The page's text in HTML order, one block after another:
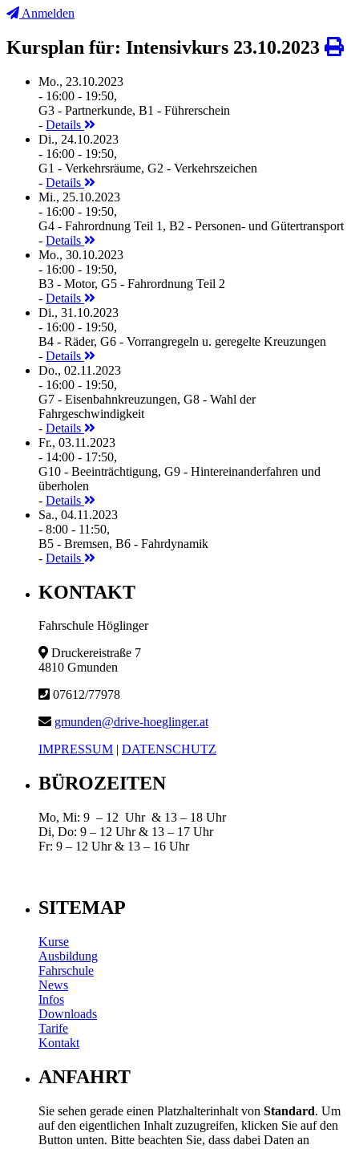
Anmelden
Kursplan für: Intensivkurs 23.10.2023
Mo., 23.10.2023
- 16:00 - 19:50,
G3 - Partnerkunde, B1 - Führerschein
- Details
Di., 24.10.2023
- 16:00 - 19:50,
G1 - Verkehrsräume, G2 - Verkehrszeichen
- Details
Mi., 25.10.2023
- 16:00 - 19:50,
G4 - Fahrordnung Teil 1, B2 - Personen- und Gütertransport
- Details
Mo., 30.10.2023
- 16:00 - 19:50,
B3 - Motor, G5 - Fahrordnung Teil 2
- Details
Di., 31.10.2023
- 16:00 - 19:50,
B4 - Räder, G6 - Vorrangregeln u. geregelte Kreuzungen
- Details
Do., 02.11.2023
- 16:00 - 19:50,
G7 - Eisenbahnkreuzungen, G8 - Wahl der
Fahrgeschwindigkeit
- Details
Fr., 03.11.2023
- 14:00 - 17:50,
G10 - Beeinträchtigung, G9 - Hintereinanderfahren und
überholen
- Details
Sa., 04.11.2023
- 8:00 - 11:50,
B5 - Bremsen, B6 - Fahrdynamik
- Details
KONTAKT
Fahrschule Höglinger
Druckereistraße 7
4810 Gmunden
07612/77978
gmunden@drive-hoeglinger.at
IMPRESSUM | DATENSCHUTZ
BÜROZEITEN
Mo, Mi: 9 – 12 Uhr & 13 – 18 Uhr
Di, Do: 9 – 12 Uhr & 13 – 17 Uhr
Fr: 9 – 12 Uhr & 13 – 16 Uhr
SITEMAP
Kurse
Ausbildung
Fahrschule
News
Infos
Downloads
Tarife
Kontakt
ANFAHRT
Sie sehen gerade einen Platzhalterinhalt von Standard. Um
auf den eigentlichen Inhalt zuzugreifen, klicken Sie auf den
Button unten. Bitte beachten Sie, dass dabei Daten an